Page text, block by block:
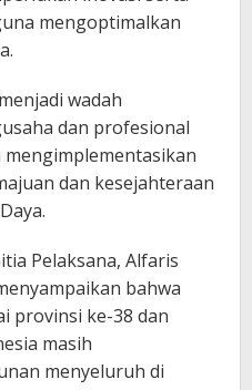
mengoptimalkan
wadah
dan profesional
dan kesejahteraan
Pelaksana, Alfaris
bahwa
provinsi ke-38 dan
masih
menyeluruh di